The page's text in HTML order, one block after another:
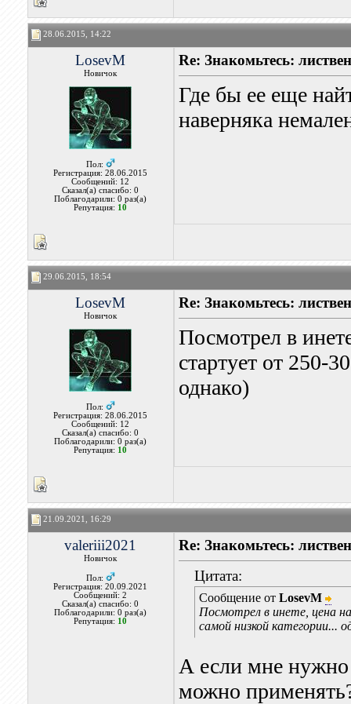
28.06.2015, 14:22
LosevM
Новичок
Пол:
Регистрация: 28.06.2015
Сообщений: 12
Сказал(а) спасибо: 0
Поблагодарили: 0 раз(а)
Репутация: 10
Re: Знакомьтесь:
Где бы ее еще
наверняка
29.06.2015, 18:54
LosevM
Новичок
Пол:
Регистрация: 28.06.2015
Сообщений: 12
Сказал(а) спасибо: 0
Поблагодарили: 0 раз(а)
Репутация: 10
Re: Знакомьтесь:
Посмотрел в
стартует от 250-
однако)
21.09.2021, 16:29
valeriii2021
Новичок
Пол:
Регистрация: 20.09.2021
Сообщений: 2
Сказал(а) спасибо: 0
Поблагодарили: 0 раз(а)
Репутация: 10
Re: Знакомьтесь:
Цитата:
Сообщение от LosevM
Посмотрел в инете, цена
самой низкой категории...
А если мне нужно
можно